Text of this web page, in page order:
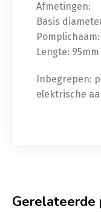
Afmetingen:
Basis
Lengte:
Inbegrepen:
elektrische
Gerelateerde